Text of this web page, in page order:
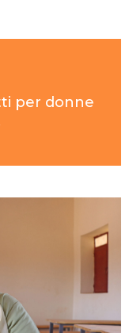
per donne